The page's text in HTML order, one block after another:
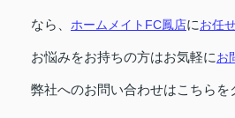
なら、 ホームメイトFC鳳店にお任
お悩みをお持ちの方はお気軽にお
弊社へのお問い合わせはこちらを